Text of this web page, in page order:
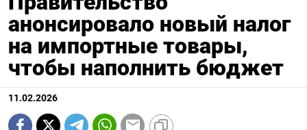
анонсировало новый налог
на импортные товары,
чтобы наполнить бюджет
11.02.2026